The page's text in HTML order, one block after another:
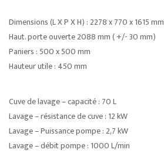
Dimensions (L X P X H) : 2278 x 770 x 1615 mm
Haut. porte ouverte 2088 mm ( +/- 30 mm)
Paniers : 500 x 500 mm
Hauteur utile : 450 mm
Cuve de lavage – capacité : 70 L
Lavage – résistance de cuve : 12 kW
Lavage – Puissance pompe : 2,7 kW
Lavage – débit pompe : 1000 L/min